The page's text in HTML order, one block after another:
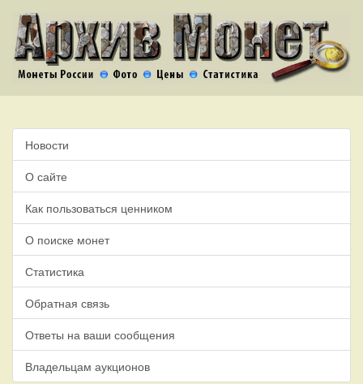
Новости
О сайте
Как пользоваться ценником
О поиске монет
Статистика
Обратная связь
Ответы на ваши сообщения
Владельцам аукционов